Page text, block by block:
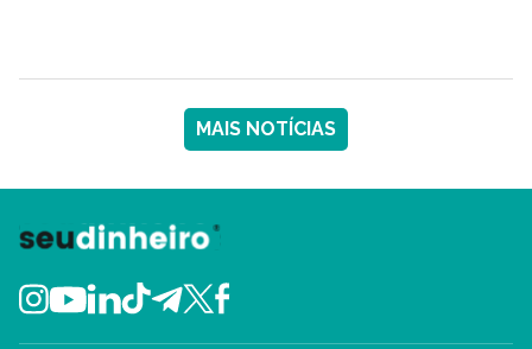
MAIS NOTÍCIAS